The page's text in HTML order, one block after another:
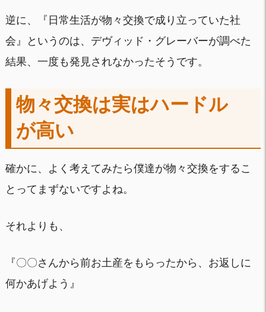
逆に、『日常生活が物々交換で成り立っていた社
会』というのは、デヴィッド・グレーバーが調べた
結果、一度も発見されなかったそうです。
物々交換は実はハードル
が高い
確かに、よく考えてみたら僕達が物々交換をするこ
とってまずないですよね。
それよりも、
『〇〇さんから前お土産をもらったから、お返しに
何かあげよう』